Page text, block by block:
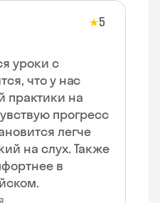
★5
уроки с
что у нас
практики на
прогресс
легче
на слух. Также
в